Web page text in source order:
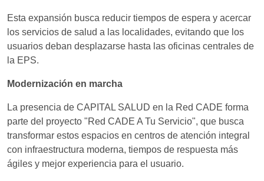
Esta expansión busca reducir tiempos de espera y acercar
los servicios de salud a las localidades, evitando que los
usuarios deban desplazarse hasta las oficinas centrales de
la EPS.
Modernización en marcha
La presencia de CAPITAL SALUD en la Red CADE forma
parte del proyecto "Red CADE A Tu Servicio", que busca
transformar estos espacios en centros de atención integral
con infraestructura moderna, tiempos de respuesta más
ágiles y mejor experiencia para el usuario.